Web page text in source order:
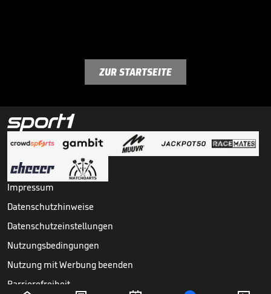
ZUR STARTSEITE
Impressum
Datenschutzhinweise
Datenschutzeinstellungen
Nutzungsbedingungen
Nutzung mit Werbung beenden
Barrierefreiheit